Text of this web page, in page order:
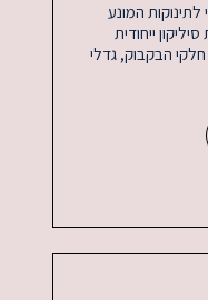
לתינוקות המונע
ייחודית
חלקי הבקבוק, גדלי